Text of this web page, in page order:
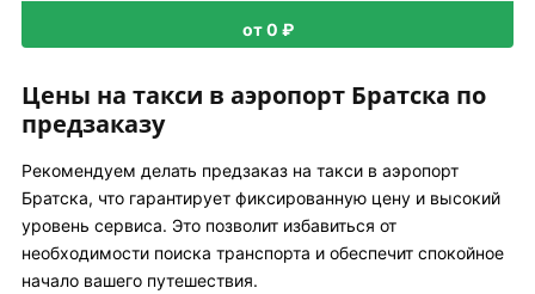
от 0 ₽
Цены на такси в аэропорт Братска по
предзаказу
Рекомендуем делать предзаказ на такси в аэропорт
Братска, что гарантирует фиксированную цену и высокий
уровень сервиса. Это позволит избавиться от
необходимости поиска транспорта и обеспечит спокойное
начало вашего путешествия.